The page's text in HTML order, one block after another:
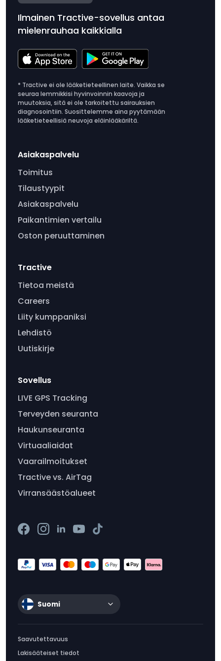
Ilmainen Tractive-sovellus antaa
mielenrauhaa kaikkialla
* Tractive ei ole lääketieteellinen laite. Vaikka se
seuraa lemmikkisi hyvinvoinnin kaavoja ja
muutoksia, sitä ei ole tarkoitettu sairauksien
diagnosointiin. Suosittelemme aina pyytämään
lääketieteellisiä neuvoja eläinlääkäriltä.
Asiakaspalvelu
Toimitus
Tilaustyypit
Asiakaspalvelu
Paikantimien vertailu
Oston peruuttaminen
Tractive
Tietoa meistä
Careers
Liity kumppaniksi
Lehdistö
Uutiskirje
Sovellus
LIVE GPS Tracking
Terveyden seuranta
Haukunseuranta
Virtuaaliaidat
Vaarailmoitukset
Tractive vs. AirTag
Virransäästöalueet
Suomi
Saavutettavuus
Lakisääteiset tiedot